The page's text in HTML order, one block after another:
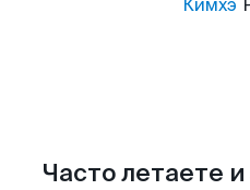
Кимхэ
Часто летаете